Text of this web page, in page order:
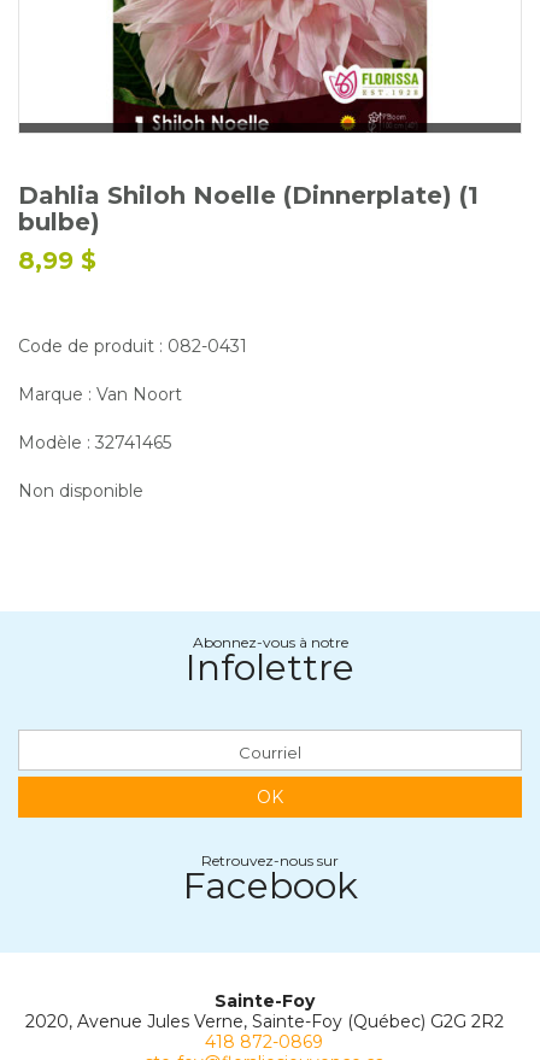
Calendrier horticole
Emplois
Service à la clientèle
Nous joindre
Dahlia Shiloh Noelle (Dinnerplate) (1
bulbe)
8,99 $
Code de produit : 082-0431
Marque : Van Noort
Modèle : 32741465
Non disponible
Abonnez-vous à notre
Infolettre
OK
Retrouvez-nous sur
Facebook
Sainte-Foy
2020, Avenue Jules Verne, Sainte-Foy (Québec) G2G 2R2
418 872-0869